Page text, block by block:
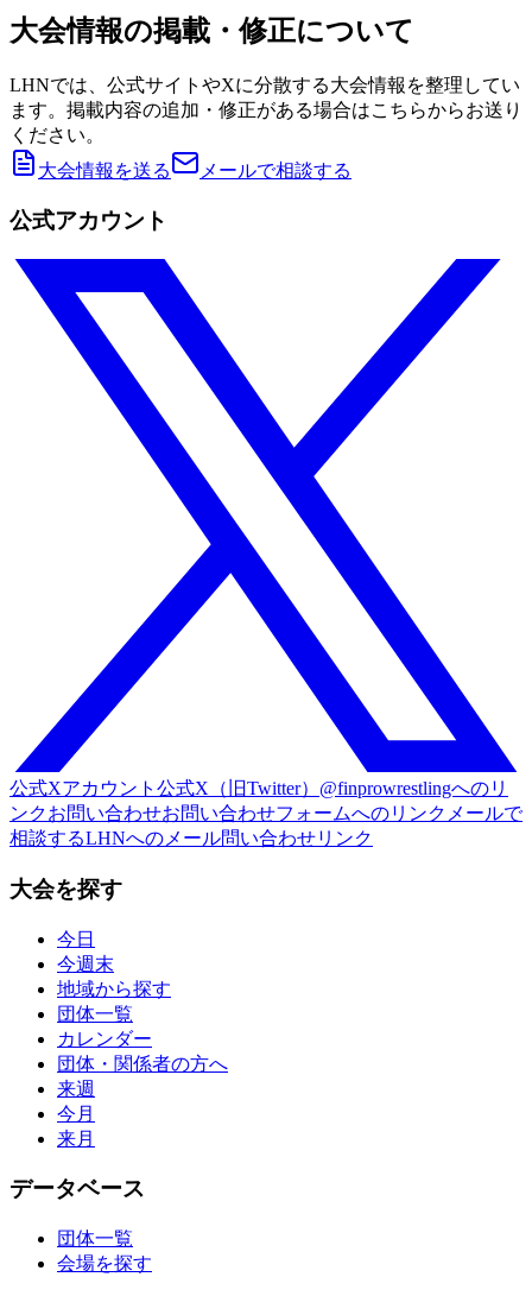
大会情報の掲載・修正について
LHNでは、公式サイトやXに分散する大会情報を整理してい
ます。掲載内容の追加・修正がある場合はこちらからお送り
ください。
大会情報を送る
メールで相談する
公式アカウント
公式Xアカウント 公式X（旧Twitter）@finprowrestlingへのリ
ンクお問い合わせお問い合わせフォームへのリンク メールで
相談するLHNへのメール問い合わせリンク
大会を探す
今日
今週末
地域から探す
団体一覧
カレンダー
団体・関係者の方へ
来週
今月
来月
データベース
団体一覧
会場を探す